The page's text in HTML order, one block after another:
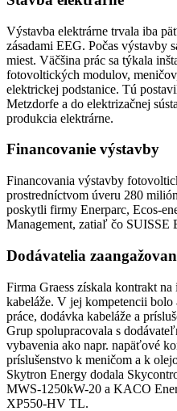
Výstavba elektrárne trvala iba
zásadami EEG. Počas výstavby
miest. Väčšina prác sa týkala
fotovoltických modulov,
elektrickej podstanice. Tú
Metzdorfe a do elektrizačnej
produkcia elektrárne.
Financovanie výstavby
Financovania výstavby
prostredníctvom úveru 280
poskytli firmy Enerparc, Ecos-
Management, zatiaľ čo SUISSE
Dodávatelia
Firma Graess získala kontrakt na
kabeláže. V jej kompetencii
práce, dodávka kabeláže a
Grup spolupracovala s
vybavenia ako napr. napäťové
príslušenstvo k meničom a k
Skytron Energy dodala
MWS-1250kW-20 a KACO
XP550-HV TL.